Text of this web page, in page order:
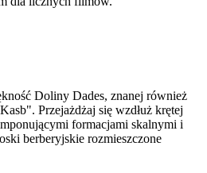
Doliny Dades, znanej również
Przejażdżaj się wzdłuż krętej
formacjami skalnymi i
berberyjskie rozmieszczone